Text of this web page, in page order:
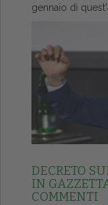
gennaio di
DECRETO
IN
COMMENTI